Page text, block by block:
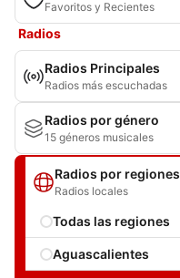
Favoritos y Recientes
Radios
Radios Principales
Radios más escuchadas
Radios por género
15 géneros musicales
Radios por regiones
Radios locales
Todas las regiones
Aguascalientes